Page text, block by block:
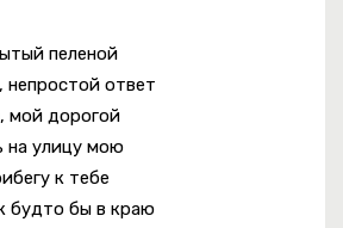
пеленой
непростой ответ
мой дорогой
на улицу мою
к тебе
будто бы в краю